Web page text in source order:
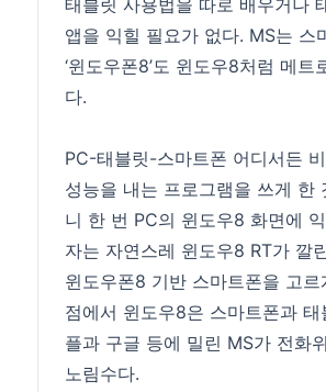
앱을 익힐 필요가 없다. MS는 스
‘윈도우폰8’도 윈도우8처럼 메트
다.
PC-태블릿-스마트폰 어디서든
성능을 내는 프로그램을 쓰게 한
니 한 번 PC의 윈도우8 화면에
자는 자연스레 윈도우8 RT가 깔
윈도우폰8 기반 스마트폰을 고르
점에서 윈도우8은 스마트폰과 태
플과 구글 등에 밀린 MS가 전화
노림수다.